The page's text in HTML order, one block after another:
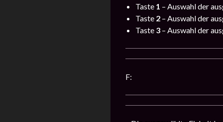
Taste 1 – Auswahl der
Taste 2 – Auswahl der
Taste 3 – Auswahl der
F: